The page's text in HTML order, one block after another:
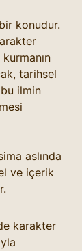
konudur.
tarihsel
ilmin
aslında
ve içerik
karakter